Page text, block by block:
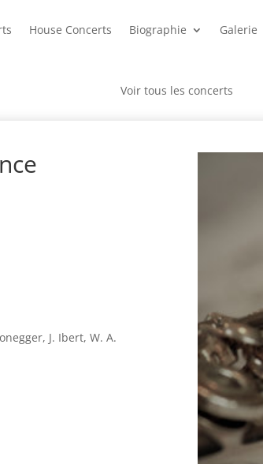
House Concerts Biographie Galerie
Voir tous les concerts
J. Ibert, W. A.